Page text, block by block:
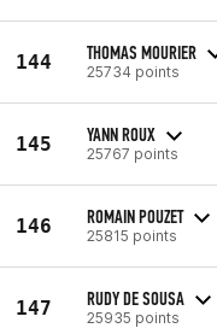
144 THOMAS MOURIER
25734 points
145 YANN ROUX
25767 points
146 ROMAIN POUZET
25815 points
147 RUDY DE SOUSA
25935 points